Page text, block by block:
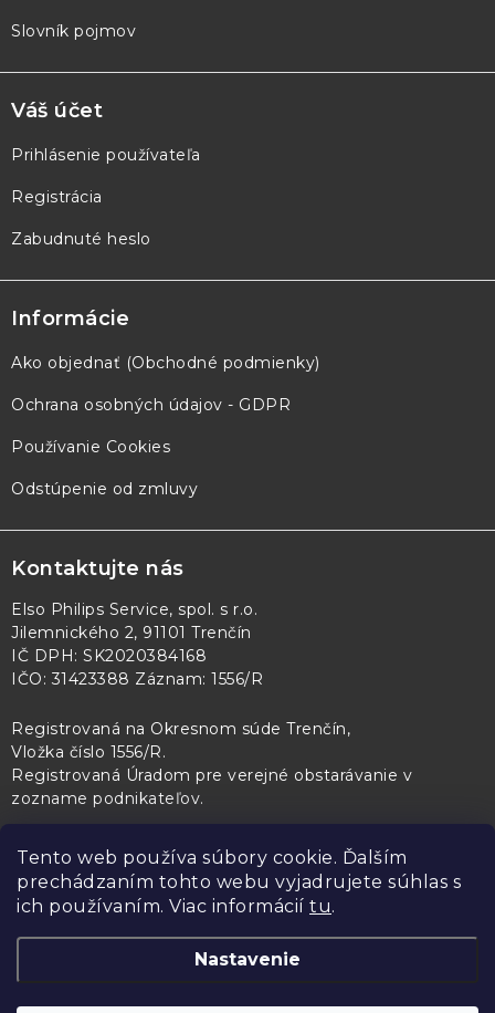
Tento web používa súbory cookie. Ďalším
prechádzaním tohto webu vyjadrujete súhlas s
ich používaním. Viac informácií tu.
Nastavenie
Slovník pojmov
Váš účet
Prihlásenie používateľa
Registrácia
Zabudnuté heslo
Informácie
Ako objednať (Obchodné podmienky)
Ochrana osobných údajov - GDPR
Používanie Cookies
Odstúpenie od zmluvy
Kontaktujte nás
Elso Philips Service, spol. s r.o.
Jilemnického 2, 91101 Trenčín
IČ DPH: SK2020384168
IČO: 31423388 Záznam: 1556/R
Registrovaná na Okresnom súde Trenčín,
Vložka číslo 1556/R.
Registrovaná Úradom pre verejné obstarávanie v
zozname podnikateľov.
PL Servis Kontroltech Technický skúšobný ústav Piešťany